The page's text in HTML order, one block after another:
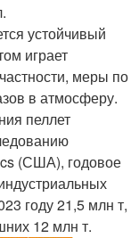
устойчивый
играет
меры по
в атмосферу.
пеллет
(США), годовое
году 21,5 млн т,
12 млн т.